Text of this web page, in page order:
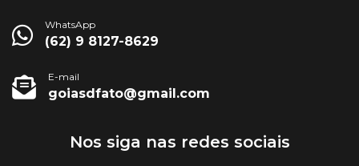
WhatsApp
(62) 9 8127-8629
E-mail
goiasdfato@gmail.com
Nos siga nas redes sociais